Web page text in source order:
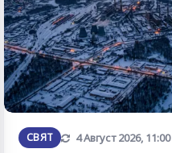
СВЯТ Обновена
4 Август 2026, 11:00